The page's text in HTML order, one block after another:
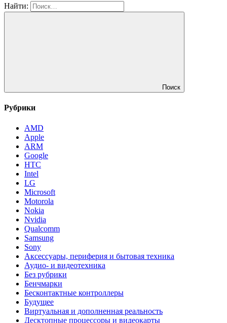
Найти:
Поиск
Рубрики
AMD
Apple
ARM
Google
HTC
Intel
LG
Microsoft
Motorola
Nokia
Nvidia
Qualcomm
Samsung
Sony
Аксессуары, периферия и бытовая техника
Аудио- и видеотехника
Без рубрики
Бенчмарки
Бесконтактные контроллеры
Будущее
Виртуальная и дополненная реальность
Десктопные процессоры и видеокарты